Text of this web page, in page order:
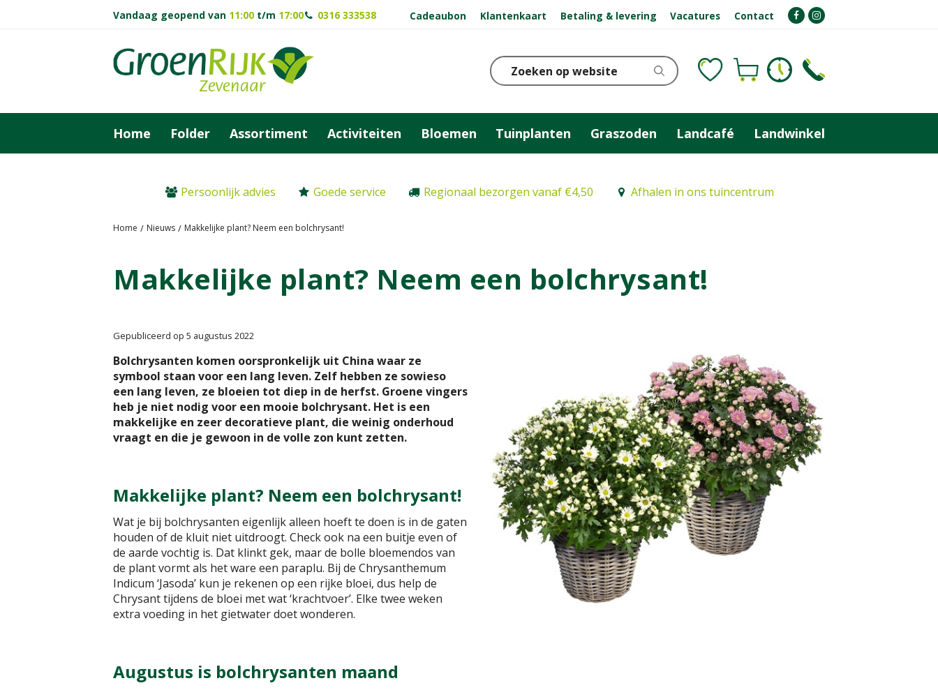
Persoonlijk advies Goede service Regionaal bezorgen vanaf €4,50 Afhalen in ons tuincentrum
Home Nieuws Makkelijke plant? Neem een bolchrysant!
Vandaag geopend van 11:00 t/m 17:00 0316 333538 Cadeaubon Klantenkaart Betaling & levering Vacatures Contact
Home Folder Assortiment Activiteiten Bloemen Tuinplanten Graszoden Landcafé Landwinkel
Makkelijke plant? Neem een bolchrysant!
Gepubliceerd op 5 augustus 2022
Bolchrysanten komen oorspronkelijk uit China waar ze
symbool staan voor een lang leven. Zelf hebben ze sowieso
een lang leven, ze bloeien tot diep in de herfst. Groene vingers
heb je niet nodig voor een mooie bolchrysant. Het is een
makkelijke en zeer decoratieve plant, die weinig onderhoud
vraagt en die je gewoon in de volle zon kunt zetten.
Makkelijke plant? Neem een bolchrysant!
Wat je bij bolchrysanten eigenlijk alleen hoeft te doen is in de gaten
houden of de kluit niet uitdroogt. Check ook na een buitje even of
de aarde vochtig is. Dat klinkt gek, maar de bolle bloemendos van
de plant vormt als het ware een paraplu. Bij de Chrysanthemum
Indicum ‘Jasoda’ kun je rekenen op een rijke bloei, dus help de
Chrysant tijdens de bloei met wat ‘krachtvoer’. Elke twee weken
extra voeding in het gietwater doet wonderen.
Augustus is bolchrysanten maand